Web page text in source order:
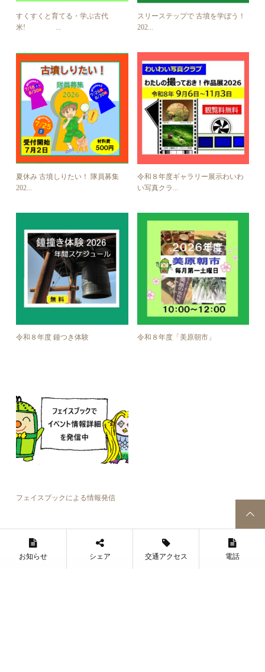
すくすくと育てる・学ぶ古代
米! ...
スリーステップで 古墳を学ぼう！
202...
夏休み 古墳しりたい！ 隊員募集
202...
令和８年度ギャラリー展示わいわ
い写真クラ...
令和８年度 鐘つき体験 令和８年度「美原朝市」
フェイスブックによる情報発信
お知らせ シェア 交通アクセス 電話